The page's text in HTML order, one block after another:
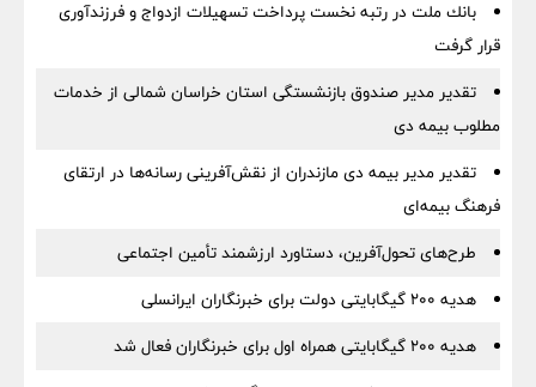
بانك ملت در رتبه نخست پرداخت تسهیلات ازدواج و فرزندآوری
قرار گرفت
تقدیر مدیر صندوق بازنشستگی استان خراسان شمالی از خدمات
مطلوب بیمه دی
تقدیر مدیر بیمه دی مازندران از نقش‌آفرینی رسانه‌ها در ارتقای
فرهنگ بیمه‌ای
طرح‌های تحول‌آفرین، دستاورد ارزشمند تأمین اجتماعی
هدیه ۲۰۰ گیگابایتی دولت برای خبرنگاران ایرانسلی
هدیه ۲۰۰ گیگابایتی همراه اول برای خبرنگاران فعال شد